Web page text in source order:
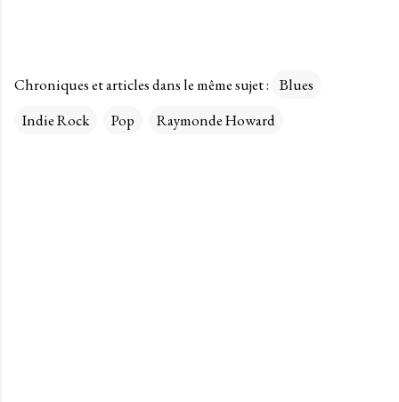
Chroniques et articles dans le même sujet : Blues
Indie Rock
Pop Raymonde Howard